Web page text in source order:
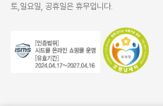
토,일요일, 공휴일은 휴무입니다.